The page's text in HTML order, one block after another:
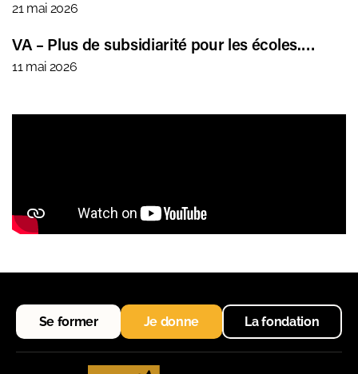
21 mai 2026
VA – Plus de subsidiarité pour les écoles.…
11 mai 2026
Se former Je donne La fondation